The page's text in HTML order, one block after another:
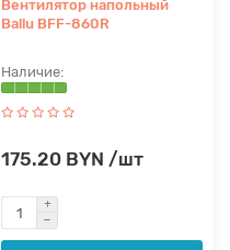
Вентилятор напольный
Ballu BFF-860R
175.20 BYN /шт